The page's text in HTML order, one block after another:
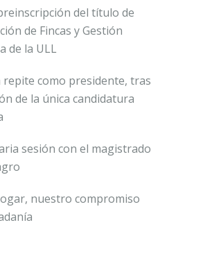
del título de
de Fincas y Gestión
de la ULL
repite como presidente, tras
de la única candidatura
sesión con el magistrado
nuestro compromiso